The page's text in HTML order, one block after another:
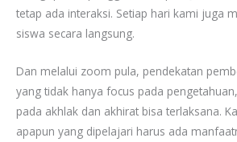
tetap ada interaksi. Setiap hari kami juga
siswa secara langsung.
Dan melalui zoom pula, pendekatan
yang tidak hanya focus pada
pada akhlak dan akhirat bisa terlaksana.
apapun yang dipelajari harus ada